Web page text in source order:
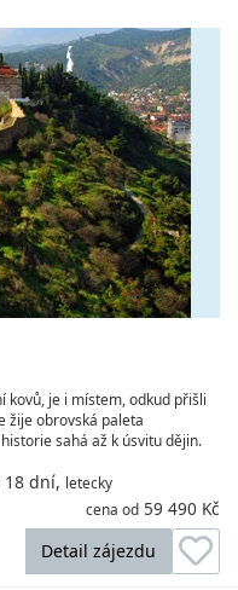
kovů, je i místem, odkud přišli
žije obrovská paleta
sahá až k úsvitu dějin.
18 dní, letecky
cena od 59 490 Kč
Detail zájezdu